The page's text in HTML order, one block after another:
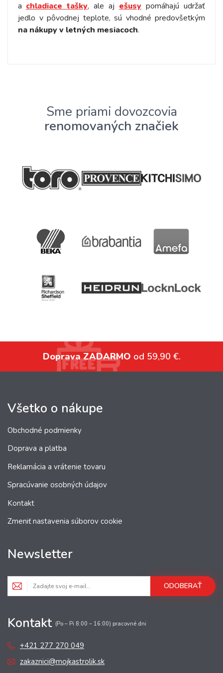
a chladiace tašky, ale aj ešusy pomáhajú udržať
jedlo v pôvodnej teplote, sú vhodné predovšetkým
na nákupy v letných mesiacoch.
Sme priami dovozcovia
renomovaných značiek
Doprava ZADARMO od 59,90 €.
Všetko o nákupe
Obchodné podmienky
Doprava a platba
Reklamácia a vrátenie tovaru
Spracúvanie osobných údajov
Kontakt
Zmeniť nastavenia súborov cookie
Newsletter
ODOBERAŤ
Kontakt (Po – Pi 8:00 – 16:00) pracovné dni
+421 277 270 049
zakaznici@mojkastrolik.sk